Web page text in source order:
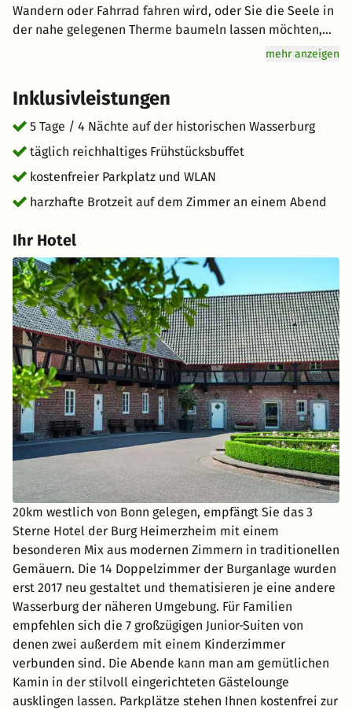
Wandern oder Fahrrad fahren wird, oder Sie die Seele in
der nahe gelegenen Therme baumeln lassen möchten,
Burg Heimerzheim bietet den idealen Ausgangspunkt für
Das Phantasialand bietet Spaß für jung und alt und auch
im Freilichtmuseum gibt es spannendes für die ganze
Familie zu entdecken.
mehr anzeigen
Inklusivleistungen
5 Tage / 4 Nächte auf der historischen Wasserburg
täglich reichhaltiges Frühstücksbuffet
kostenfreier Parkplatz und WLAN
harzhafte Brotzeit auf dem Zimmer an einem Abend
Ihr Hotel
20km westlich von Bonn gelegen, empfängt Sie das 3
Sterne Hotel der Burg Heimerzheim mit einem
besonderen Mix aus modernen Zimmern in traditionellen
Gemäuern. Die 14 Doppelzimmer der Burganlage wurden
erst 2017 neu gestaltet und thematisieren je eine andere
Wasserburg der näheren Umgebung. Für Familien
empfehlen sich die 7 großzügigen Junior-Suiten von
denen zwei außerdem mit einem Kinderzimmer
verbunden sind. Die Abende kann man am gemütlichen
Kamin in der stilvoll eingerichteten Gästelounge
ausklingen lassen. Parkplätze stehen Ihnen kostenfrei zur